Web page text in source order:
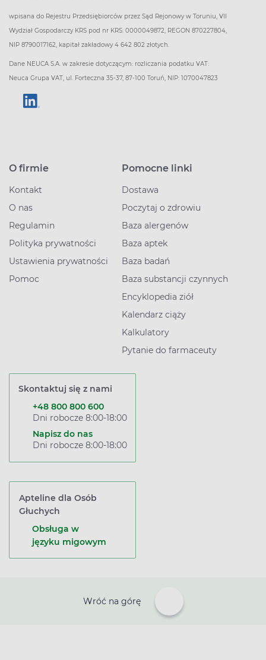
wpisana do Rejestru Przedsiębiorców przez Sąd Rejonowy w Toruniu, VII
Wydział Gospodarczy KRS pod nr KRS: 0000049872, REGON 870227804,
NIP 8790017162, kapitał zakładowy 4 642 802 złotych.
Dane NEUCA S.A. w zakresie dotyczącym: rozliczania podatku VAT:
Neuca Grupa VAT, ul. Forteczna 35-37, 87-100 Toruń, NIP: 1070047823
O firmie
Kontakt
O nas
Regulamin
Polityka prywatności
Ustawienia prywatności
Pomoc
Pomocne linki
Dostawa
Poczytaj o zdrowiu
Baza alergenów
Baza aptek
Baza badań
Baza substancji czynnych
Encyklopedia ziół
Kalendarz ciąży
Kalkulatory
Pytanie do farmaceuty
Skontaktuj się z nami
+48 800 800 600
Dni robocze 8:00-18:00
Napisz do nas
Dni robocze 8:00-18:00
Apteline dla Osób
Głuchych
Obsługa w
języku migowym
Wróć na górę